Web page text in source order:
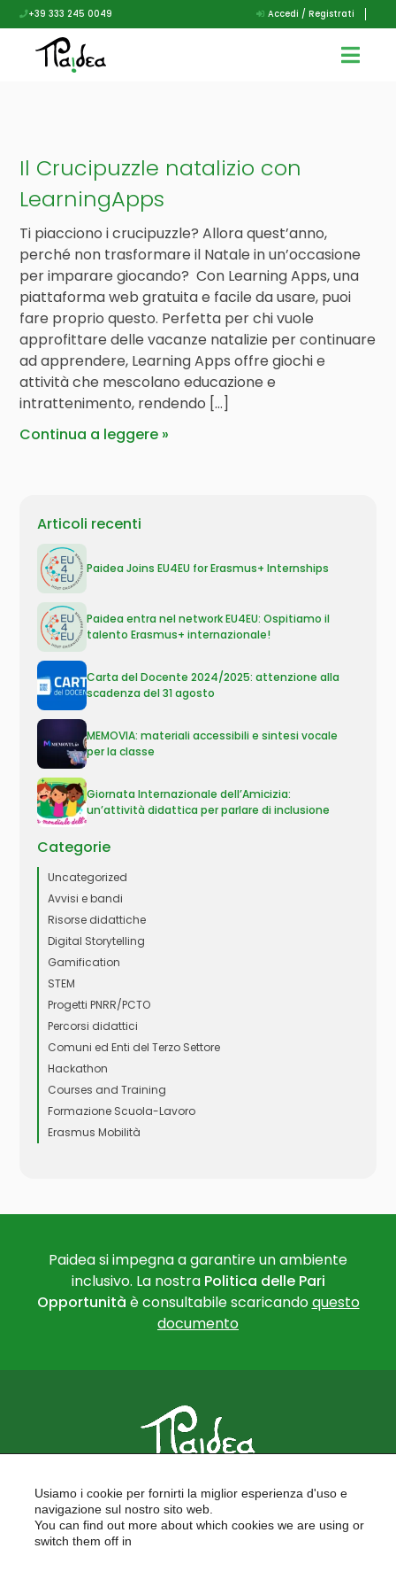
+39 333 245 0049 Accedi / Registrati
Il Crucipuzzle natalizio con
LearningApps
Ti piacciono i crucipuzzle? Allora quest’anno,
perché non trasformare il Natale in un’occasione
per imparare giocando? Con Learning Apps, una
piattaforma web gratuita e facile da usare, puoi
fare proprio questo. Perfetta per chi vuole
approfittare delle vacanze natalizie per continuare
ad apprendere, Learning Apps offre giochi e
attività che mescolano educazione e
intrattenimento, rendendo […]
Continua a leggere
Articoli recenti
Paidea Joins EU4EU for Erasmus+ Internships
Paidea entra nel network EU4EU: Ospitiamo il
talento Erasmus+ internazionale!
Carta del Docente 2024/2025: attenzione alla
scadenza del 31 agosto
MEMOVIA: materiali accessibili e sintesi vocale
per la classe
Giornata Internazionale dell’Amicizia:
un’attività didattica per parlare di inclusione
Categorie
Uncategorized
Avvisi e bandi
Risorse didattiche
Digital Storytelling
Gamification
STEM
Progetti PNRR/PCTO
Percorsi didattici
Comuni ed Enti del Terzo Settore
Hackathon
Courses and Training
Formazione Scuola-Lavoro
Erasmus Mobilità
Paidea si impegna a garantire un ambiente
inclusivo. La nostra Politica delle Pari
Opportunità è consultabile scaricandoquesto
documento
FORMAZIONE PER LE SCUOLE
FORMAZIONE PROFESSIONALE
PROGETTI EUROPEI
Usiamo i cookie per fornirti la miglior esperienza d'uso e
navigazione sul nostro sito web.
You can find out more about which cookies we are using or
switch them off in